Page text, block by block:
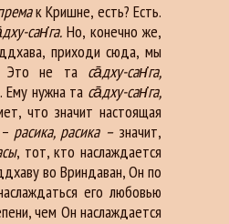
к Кришне, есть? Есть.
сан̇га. Но, конечно же,
приходи сюда, мы
Это не та са̄дху-сан̇га,
Ему нужна та са̄дху-сан̇га,
что значит настоящая
расика, расика – значит,
, тот, кто наслаждается
во Вриндаван, Он по
его любовью
чем Он наслаждается